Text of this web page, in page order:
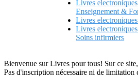
Livres
Enseignement &
Livres
Livres
Soins infirmiers
Bienvenue sur Livres pour tous! Sur ce
Pas d'inscription nécessaire ni de limitation